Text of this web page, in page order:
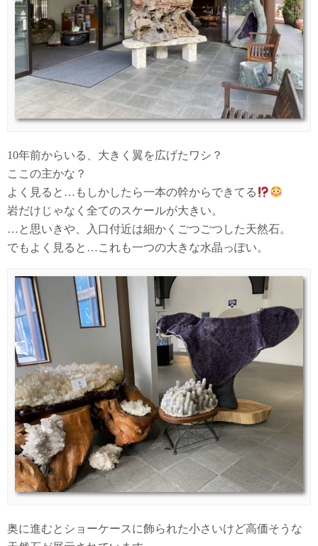
10年前からいる、大きく翼を広げたワシ？
ここの主かな？
よく見ると…もしかしたら一本の幹からできてる
岩だけじゃなく全てのスケールが大きい。
…と思いきや、入口付近は細かくごつごつした天然石。
でもよく見ると…これも一つの大きな水晶っぽい。
奥に進むとショーケースに飾られた小さいけど高価そうな